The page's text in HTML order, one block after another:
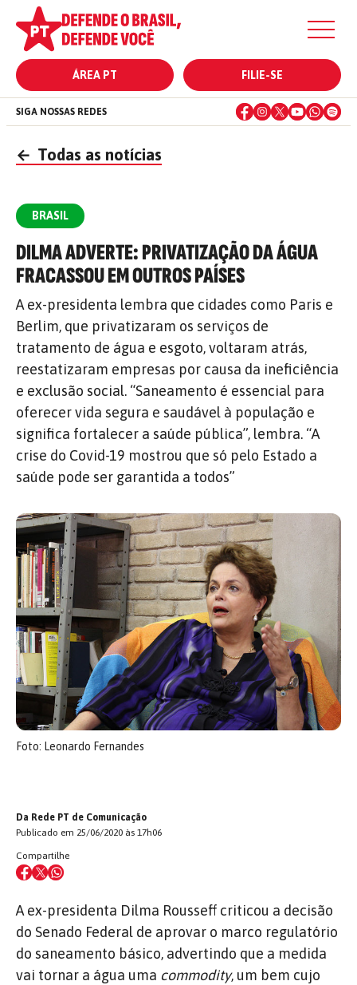
ÁREA PT FILIE-SE
SIGA NOSSAS REDES
← Todas as notícias
BRASIL
DILMA ADVERTE: PRIVATIZAÇÃO DA ÁGUA
FRACASSOU EM OUTROS PAÍSES
A ex-presidenta lembra que cidades como Paris e
Berlim, que privatizaram os serviços de
tratamento de água e esgoto, voltaram atrás,
reestatizaram empresas por causa da ineficiência
e exclusão social. “Saneamento é essencial para
oferecer vida segura e saudável à população e
significa fortalecer a saúde pública”, lembra. “A
crise do Covid-19 mostrou que só pelo Estado a
saúde pode ser garantida a todos”
Foto: Leonardo Fernandes
Da Rede PT de Comunicação
Publicado em 25/06/2020 às 17h06
Compartilhe
A ex-presidenta Dilma Rousseff criticou a decisão
do Senado Federal de aprovar o marco regulatório
do saneamento básico, advertindo que a medida
vai tornar a água uma commodity, um bem cujo